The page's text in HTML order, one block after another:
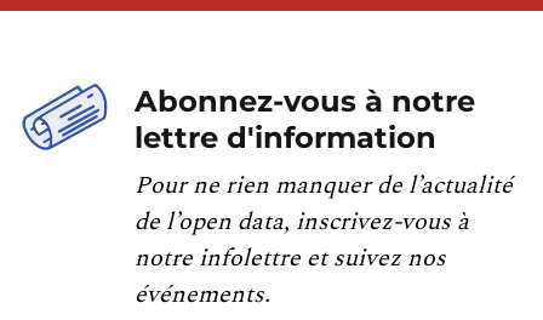
Abonnez-vous à notre
lettre d'information
Pour ne rien manquer de l’actualité
de l’open data, inscrivez-vous à
notre infolettre et suivez nos
événements.